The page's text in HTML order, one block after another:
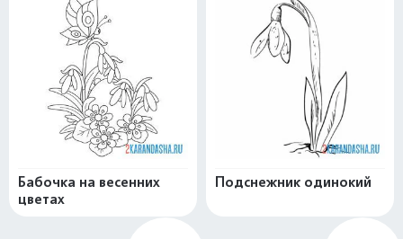
Бабочка на весенних
цветах
Подснежник одинокий